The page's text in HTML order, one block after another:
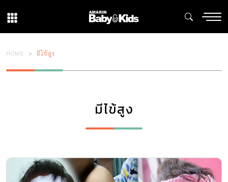
HOME มีไข้สูง
มีไข้สูง